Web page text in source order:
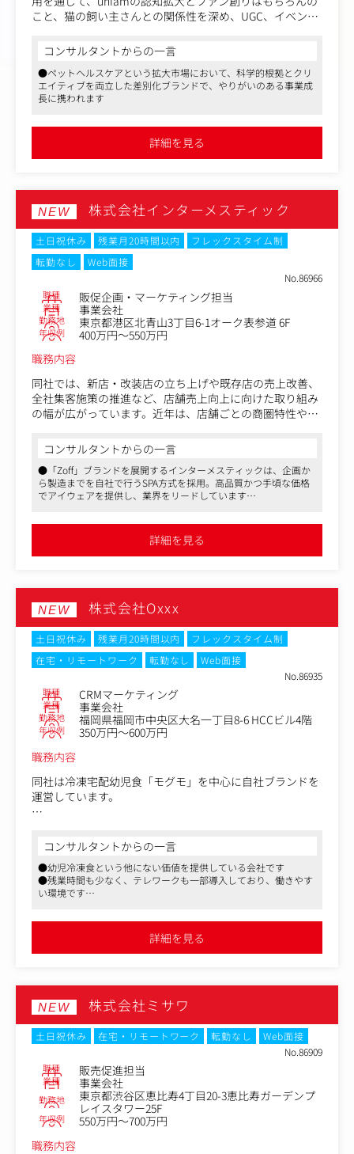
こと、猫の飼い主さんとの関係性を深め、UGC、イベン
ます。
単なるSNS運用や顧客対応ではなく、顧客との接点を通じ
て得られた声を、商品、CRM、SNS、CX改善に戻し、ブラ
ンドと事業成長の両方につなげていくポジションです。
・SNS、LINE、メール、イベントなどを通じた顧客接点づ
れた顧客の声の整理
・SNS、CRM、CSと連携したファン化施策の企画・実行
・イベント、座談会、オンライン企画の企画・運営
・顧客やコミュニティメンバーとの日常的なコミュニケー
ション
・顧客の声を商品、CRM、SNS、CX改善へ反映する仕組み
づくり
・AIを使った返信方針、イベント案、VOC分類の補助
・AIで作成した案を、ブランドの温度感に合わせて人の言
コンサルタントからの一言
●ペットヘルスケアという拡大市場において、科学的根拠とクリ
エイティブを両立した差別化ブランドで、やりがいのある事業成
長に携われます
詳細を見る
NEW 株式会社インターメスティック
土日祝休み 残業月20時間以内
フレックスタイム制
転勤なし
Web面接
No.86966
職種 販促企画・マーケティング担当
業種 事業会社
勤務地 東京都港区北青山3丁目6-1オーク表参道 6F
年収例
400万円～550万円
職務内容
同社では、新店・改装店の立ち上げや既存店の売上改善、
全社集客施策の推進など、店舗売上向上に向けた取り組み
の幅が広がっています。近年は、店舗ごとの商圏特性や競
た分析・効果検証の重要性も高まっており、店舗支援を担
う個店販促グループの役割が拡大しています。
今回は、売上データや顧客動向の分析から課題抽出を行
い、販促企画や改善施策の立案・実行まで一貫して推進い
現場と本部をつなぐ立場として、全国の店舗成長を支える
ことができるポジションです。
・店舗売上データの分析
・商圏分析・競合調査
・販促施策の企画立案
・効果検証および改善提案
・エリア別マーケティング施策の立案
2.新店・改装店支援
・オープン前の商圏分析
・ターゲット設定
・オープン後の売上モニタリング
・課題抽出と改善施策推進
3.不振店舗改善
・改善施策提案・実行
・効果測定
4.全社販促施策推進
・キャンペーン施策企画
・店舗販促支援
・各施策の効果測定および、次回の打ち手の検討・実行
・裁量の大きさ
担当店舗の売上向上に直接関わることができ、自身の施策
成果を数字で実感できます。
・マーケティング業務としての幅の広さ
商圏分析、販促企画、効果検証、店舗戦略まで一気通貫で
・店舗（現場）に近いマーケティング
机上の分析だけではなく、店舗や顧客に近い環境でマーケ
ティングに携われます。
コンサルタントからの一言
●「Zoff」ブランドを展開するインターメスティックは、企画か
ら製造までを自社で行うSPA方式を採用。高品質かつ手頃な価格
でアイウェアを提供し、業界をリードしています
●表参道駅直結のオフィスで、フレックスタイム制を導入。残業
は月平均20時間程度で、年間休日129日と働きやすい環境が整っ
詳細を見る
NEW 株式会社Oxxx
土日祝休み 残業月20時間以内
フレックスタイム制
在宅・リモートワーク
転勤なし
Web面接
No.86935
職種 CRMマーケティング
業種 事業会社
勤務地 福岡県福岡市中央区大名一丁目8-6 HCCビル4階
年収例
350万円～600万円
職務内容
同社は冷凍宅配幼児食「モグモ」を中心に自社ブランドを
運営しています。
点の冷凍宅配食事サービスです。
忙しい保護者のために、健康的かつバランスの取れた食事
を提供し、お子様の成長をサポートしています。
家族の成長を支えるライフスタイルブランドです。
既存ブランドだけではなく、今後複数の新ブランドの立ち
上げを予定しており、CRMやマーケティングの力がこれま
ていく。そんな「関係づくりのプロ」を、新たに仲間とし
てお迎えしたいと考えています。
・顧客セグメントに応じたCRM施策の企画、実行（メール
配信、同梱物、LINEなど）
・購買、閲覧、行動データの分析と施策への反映
・F2転換、アップセル、離脱防止などの改善提案と実行
・メルマガの文章作成やキャンペーン訴求の設計
・ユーザーインタビューや定性調査の設計、実施
コンサルタントからの一言
●幼児冷凍食という他にない価値を提供している会社です
●残業時間も少なく、テレワークも一部導入しており、働きやす
い環境です
詳細を見る
NEW 株式会社ミサワ
土日祝休み 在宅・リモートワーク 転勤なし
Web面接
No.86909
職種 販売促進担当
業種 事業会社
勤務地
東京都渋谷区恵比寿4丁目20-3恵比寿ガーデンプ
レイスタワー25F
年収例
550万円～700万円
職務内容